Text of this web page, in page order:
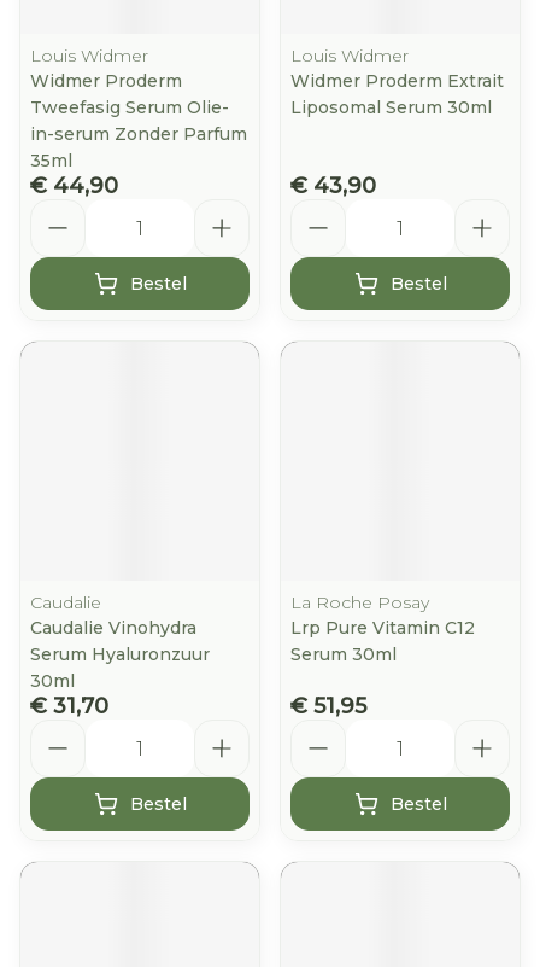
Louis Widmer
Widmer Proderm
Tweefasig Serum Olie-
in-serum Zonder Parfum
35ml
€ 44,90
Bestel
Louis Widmer
Widmer Proderm Extrait
Liposomal Serum 30ml
€ 43,90
Bestel
Caudalie
Caudalie Vinohydra
Serum Hyaluronzuur
30ml
€ 31,70
Bestel
La Roche Posay
Lrp Pure Vitamin C12
Serum 30ml
€ 51,95
Bestel